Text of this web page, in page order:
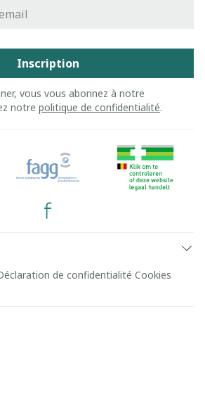
Inscription
vous vous abonnez à notre
notre politique de confidentialité.
de confidentialité Cookies